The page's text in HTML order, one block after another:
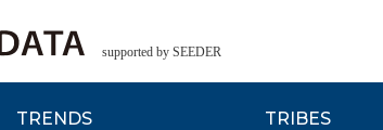
supported by SEEDER
TRENDS TRIBES